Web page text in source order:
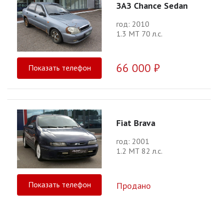
ЗАЗ Chance Sedan
год: 2010
1.3 МТ 70 л.с.
Показать телефон 66 000 ₽
Fiat Brava
год: 2001
1.2 МТ 82 л.с.
Показать телефон Продано